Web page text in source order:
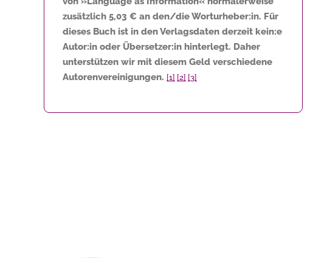
zusätzlich 5,03 € an den/die Worturheber:in. Für
dieses Buch ist in den Verlagsdaten derzeit kein:e
Autor:in oder Übersetzer:in hinterlegt. Daher
unterstützen wir mit diesem Geld verschiedene
Autorenvereinigungen. [1] [2] [3]